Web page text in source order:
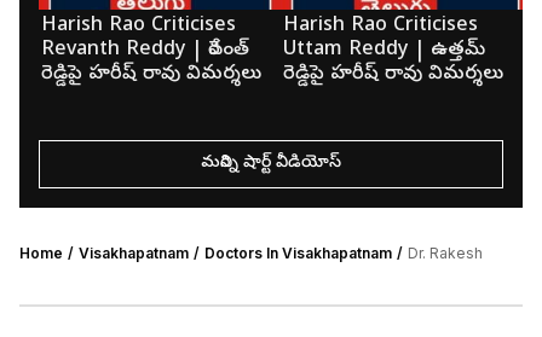
Harish Rao Criticises
Revanth Reddy | రేవంత్
రెడ్డిపై హరీష్ రావు విమర్శలు
Harish Rao Criticises
Uttam Reddy | ఉత్తమ్
రెడ్డిపై హరీష్ రావు విమర్శలు
మరిన్ని షార్ట్ వీడియోస్
Home Visakhapatnam Doctors In Visakhapatnam Dr. Rakesh